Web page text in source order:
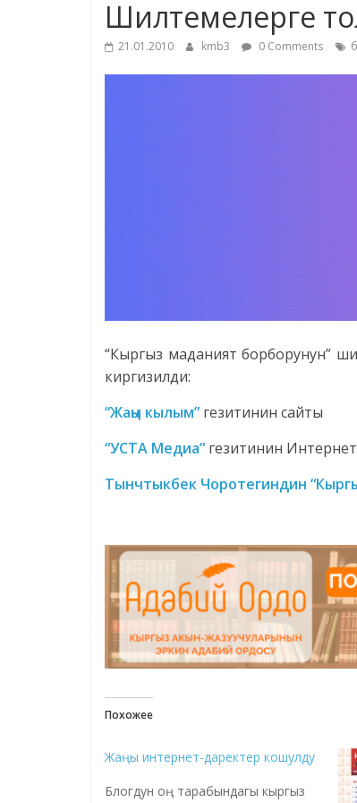
Шилтемелерге
21.01.2010 kmb3 0 Comments
“Кыргыз маданият борборунун”
киргизилди:
“Жаңы кылым” гезитинин сайты
“УСТА Медиа” гезитинин
Тынчтыкбек Чоротегиндин
Похожее
Жаңы интернет-даректер кошулду
Блогдун оң тарабындагы кыргыз